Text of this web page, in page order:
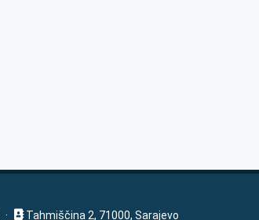
· Tahmiščina 2, 71000, Sarajevo